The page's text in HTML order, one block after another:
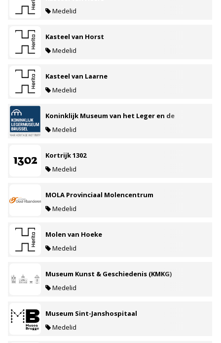
Medelid
Kasteel van Horst
Medelid
Kasteel van Laarne
Medelid
Koninklijk Museum van het Leger en de
Krijgsgeschiedenis
Medelid
Kortrijk 1302
Medelid
MOLA Provinciaal Molencentrum
Medelid
Molen van Hoeke
Medelid
Museum Kunst & Geschiedenis (KMKG)
Medelid
Museum Sint-Janshospitaal
Medelid